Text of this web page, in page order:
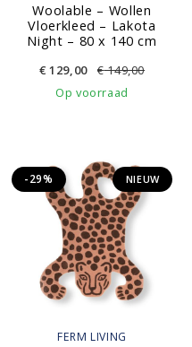
Woolable – Wollen
Vloerkleed – Lakota
Night – 80 x 140 cm
€ 129,00 €149,00
Op voorraad
FERM LIVING
NIEUW
-29%